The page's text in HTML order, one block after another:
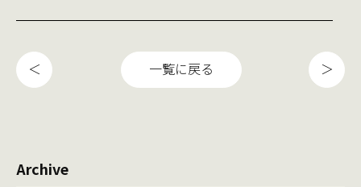
＜ 一覧に戻る ＞
Archive